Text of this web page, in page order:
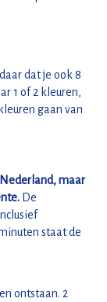
dat je ook 8
1 of 2 kleuren,
gaan van
maar
De
staat de
ontstaan. 2